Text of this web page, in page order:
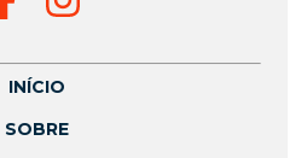
INÍCIO
SOBRE